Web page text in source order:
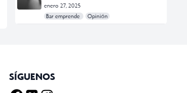
enero 27, 2025
Bar emprende
Opinión
#Bar Emprende
#CDMX
#marketing
SÍGUENOS